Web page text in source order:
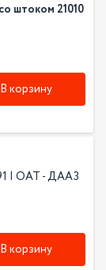
штоком 21010
В корзину
| ОАТ - ДААЗ
В корзину